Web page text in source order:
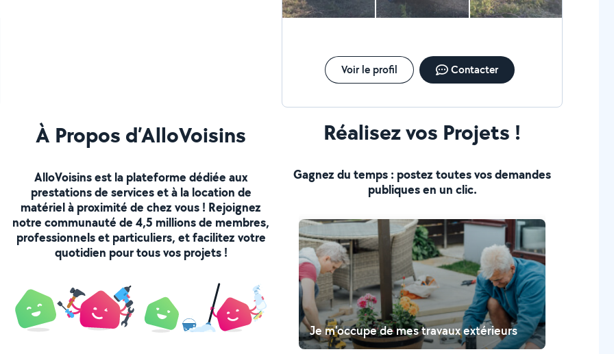
Voir le profil Contacter
À Propos d’AlloVoisins
AlloVoisins est la plateforme dédiée aux
prestations de services et à la location de
matériel à proximité de chez vous ! Rejoignez
notre communauté de 4,5 millions de membres,
professionnels et particuliers, et facilitez votre
quotidien pour tous vos projets !
Réalisez vos Projets !
Gagnez du temps : postez toutes vos demandes
publiques en un clic.
Je m'occupe de mes travaux extérieurs